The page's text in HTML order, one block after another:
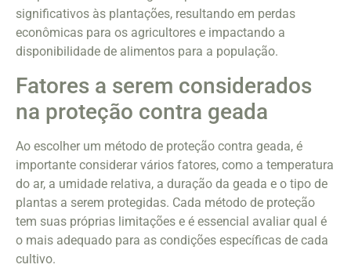
significativos às plantações, resultando em perdas
econômicas para os agricultores e impactando a
disponibilidade de alimentos para a população.
Fatores a serem considerados
na proteção contra geada
Ao escolher um método de proteção contra geada, é
importante considerar vários fatores, como a temperatura
do ar, a umidade relativa, a duração da geada e o tipo de
plantas a serem protegidas. Cada método de proteção
tem suas próprias limitações e é essencial avaliar qual é
o mais adequado para as condições específicas de cada
cultivo.